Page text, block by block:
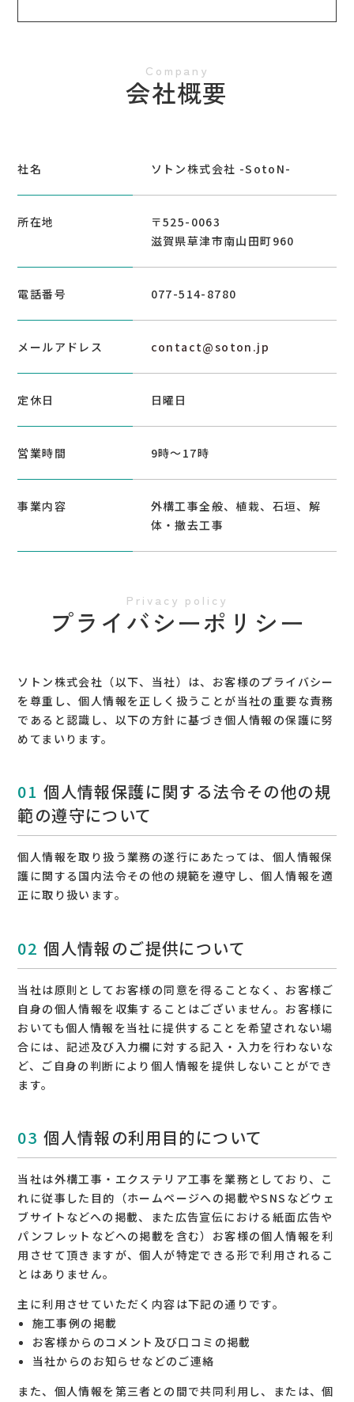
会社概要
社名 ソトン株式会社 -SotoN-
所在地
〒525-0063
滋賀県草津市南山田町960
電話番号 077-514-8780
メールアドレス contact@soton.jp
定休日 日曜日
営業時間 9時～17時
事業内容
外構工事全般、植栽、石垣、解
体・撤去工事
プライバシーポリシー
ソトン株式会社（以下、当社）は、お客様のプライバシー
を尊重し、個人情報を正しく扱うことが当社の重要な責務
であると認識し、以下の方針に基づき個人情報の保護に努
めてまいります。
個人情報保護に関する法令その他の規
範の遵守について
個人情報を取り扱う業務の遂行にあたっては、個人情報保
護に関する国内法令その他の規範を遵守し、個人情報を適
正に取り扱います。
個人情報のご提供について
当社は原則としてお客様の同意を得ることなく、お客様ご
自身の個人情報を収集することはございません。お客様に
おいても個人情報を当社に提供することを希望されない場
合には、記述及び入力欄に対する記入・入力を行わないな
ど、ご自身の判断により個人情報を提供しないことができ
ます。
個人情報の利用目的について
当社は外構工事・エクステリア工事を業務としており、こ
れに従事した目的（ホームページへの掲載やSNSなどウェ
ブサイトなどへの掲載、また広告宣伝における紙面広告や
パンフレットなどへの掲載を含む）お客様の個人情報を利
用させて頂きますが、個人が特定できる形で利用されるこ
とはありません。
主に利用させていただく内容は下記の通りです。
施工事例の掲載
お客様からのコメント及び口コミの掲載
当社からのお知らせなどのご連絡
また、個人情報を第三者との間で共同利用し、または、個